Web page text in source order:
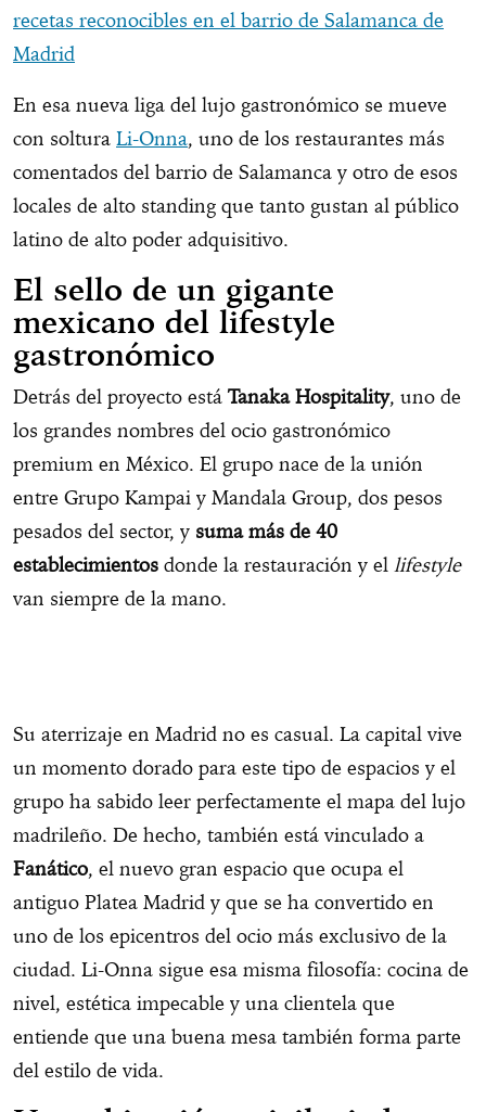
recetas reconocibles en el barrio de Salamanca de
Madrid
En esa nueva liga del lujo gastronómico se mueve
con soltura Li-Onna, uno de los restaurantes más
comentados del barrio de Salamanca y otro de esos
locales de alto standing que tanto gustan al público
latino de alto poder adquisitivo.
El sello de un gigante
mexicano del lifestyle
gastronómico
Detrás del proyecto estáTanaka Hospitality, uno de
los grandes nombres del ocio gastronómico
premium en México. El grupo nace de la unión
entre Grupo Kampai y Mandala Group, dos pesos
pesados del sector, y suma más de 40
establecimientos donde la restauración y el lifestyle
van siempre de la mano.
Su aterrizaje en Madrid no es casual. La capital vive
un momento dorado para este tipo de espacios y el
grupo ha sabido leer perfectamente el mapa del lujo
madrileño. De hecho, también está vinculado a
Fanático, el nuevo gran espacio que ocupa el
antiguo Platea Madrid y que se ha convertido en
uno de los epicentros del ocio más exclusivo de la
ciudad. Li-Onna sigue esa misma filosofía: cocina de
nivel, estética impecable y una clientela que
entiende que una buena mesa también forma parte
del estilo de vida.